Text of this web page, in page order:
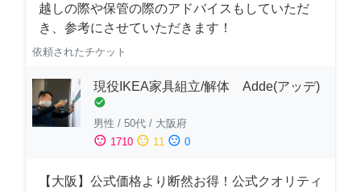
越しの際や保管の際のアドバイスもしていただ
き、参考にさせていただきます！
依頼されたチケット
現役IKEA家具組立/解体 Adde(アッデ)
check_circle
男性 / 50代 / 大阪府
sentiment_satisfied 1710 sentiment_neutral 11 sentiment_dissatisfied 0
【大阪】公式価格より断然お得！公式クオリティ